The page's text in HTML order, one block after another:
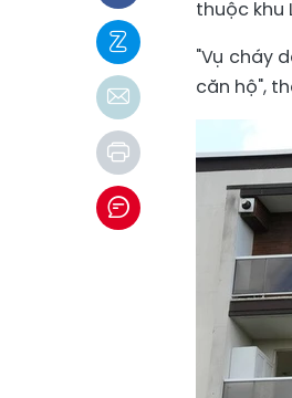
thuộc khu
"Vụ cháy
căn hộ",